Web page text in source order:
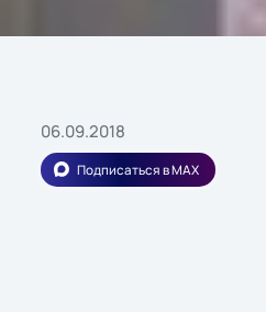
06.09.2018
Подписаться в MAX